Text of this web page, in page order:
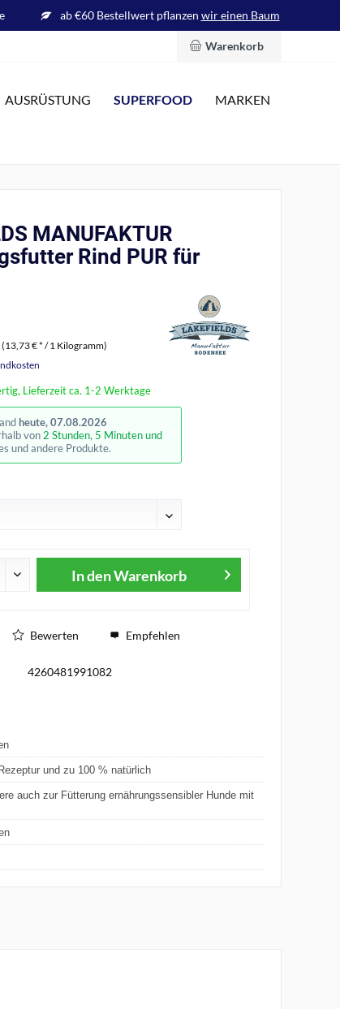
ab €60 Bestellwert pflanzen wir einen Baum
Warenkorb
AUSRÜSTUNG SUPERFOOD MARKEN
MANUFAKTUR
Rind PUR für
€ * / 1 Kilogramm)
Lieferzeit ca. 1-2 Werktage
heute, 07.08.2026
von 2 Stunden, 5 Minuten und
und andere Produkte.
In denWarenkorb
Bewerten Empfehlen
4260481991082
und zu 100 % natürlich
auch zur Fütterung ernährungssensibler Hunde mit